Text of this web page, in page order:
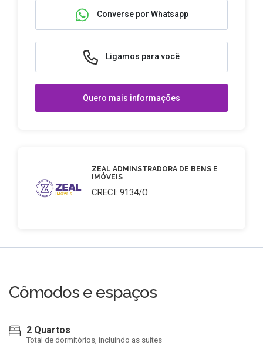
Converse por Whatsapp
Ligamos para você
Quero mais informações
ZEAL ADMINSTRADORA DE BENS E
IMÓVEIS
CRECI: 9134/O
Cômodos e espaços
2 Quartos
Total de dormitórios, incluindo as suítes